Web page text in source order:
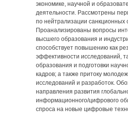
экономике, научной и
деятельности. Рассмотрены
по нейтрализации санкционных
Проанализированы вопросы
высшего образования и
способствует повышению как
эффективности исследований,
образования и подготовки
кадров; а также притоку
исследований и разработок.
направления развития
информационного/цифрового
спроса на новые цифровые